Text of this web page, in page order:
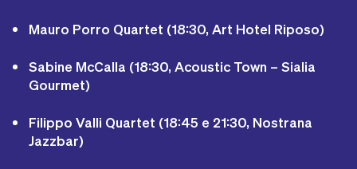
Mauro Porro Quartet (18:30, Art Hotel Riposo)
Sabine McCalla (18:30, Acoustic Town – Sialia
Gourmet)
Filippo Valli Quartet (18:45 e 21:30, Nostrana
Jazzbar)